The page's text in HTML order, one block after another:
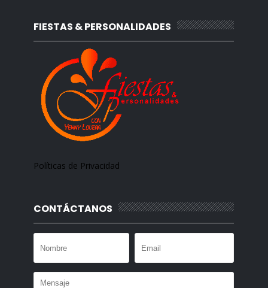
FIESTAS & PERSONALIDADES
Políticas de Privacidad
CONTÁCTANOS